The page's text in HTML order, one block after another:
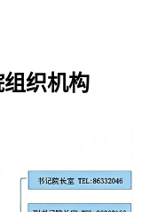
织机构